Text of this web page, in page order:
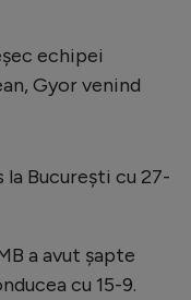
echipei
Gyor venind
la Bucureşti cu 27-
a avut şapte
cu 15-9.